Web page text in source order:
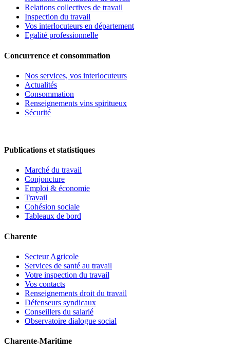
Relations collectives de travail
Inspection du travail
Vos interlocuteurs en département
Egalité professionnelle
Concurrence et consommation
Nos services, vos interlocuteurs
Actualités
Consommation
Renseignements vins spiritueux
Sécurité
Publications et statistiques
Marché du travail
Conjoncture
Emploi & économie
Travail
Cohésion sociale
Tableaux de bord
Charente
Secteur Agricole
Services de santé au travail
Votre inspection du travail
Vos contacts
Renseignements droit du travail
Défenseurs syndicaux
Conseillers du salarié
Observatoire dialogue social
Charente-Maritime